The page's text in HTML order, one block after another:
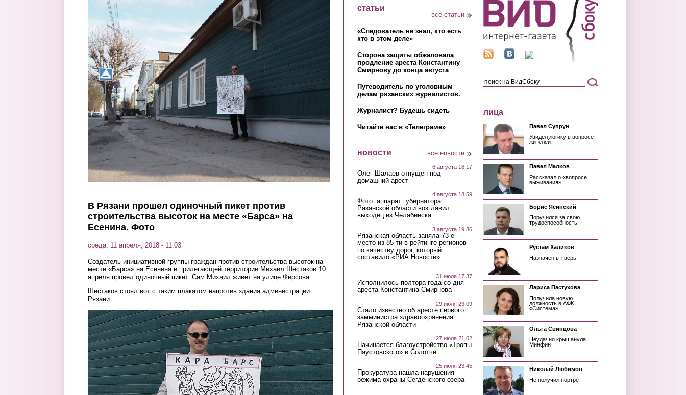
В Рязани прошел одиночный пикет против
строительства высоток на месте «Барса» на
Есенина. Фото
среда, 11 апреля, 2018 - 11:03
Создатель инициативной группы граждан против строительства высоток на
месте «Барса» на Есенина и прилегающей территории Михаил Шестаков 10
апреля провел одиночный пикет. Сам Михаил живет на улице Фирсова.
Шестаков стоял вот с таким плакатом напротив здания администрации
Рязани.
30530967_1819163604815951_677158841833488384_n.jpg
статьи
все статьи
«Следователь не знал, кто есть
кто в этом деле»
Сторона защиты обжаловала
продление ареста Константину
Смирнову до конца августа
Путеводитель по уголовным
делам рязанских журналистов.
Журналист? Будешь сидеть
Читайте нас в «Телеграме»
новости все новости
6 августа 18:17
Олег Шалаев отпущен под
домашний арест
4 августа 18:59
Фото: аппарат губернатора
Рязанской области возглавил
выходец из Челябинска
3 августа 19:36
Рязанская область заняла 73-е
место из 85-ти в рейтинге регионов
по качеству дорог, который
составило «РИА Новости»
31 июля 17:37
Исполнилось полтора года со дня
ареста Константина Смирнова
29 июля 23:09
Стало известно об аресте первого
замминистра здравоохранения
Рязанской области
27 июля 21:02
Начинается благоустройство «Тропы
Паустовского» в Солотче
25 июля 23:45
Прокуратура нашла нарушения
режима охраны Сегденского озера
лица
Павел Супрун
Увидел логику в вопросе
жителей
Павел Малков
Рассказал о «вопросе
выживания»
Борис Ясинский
Поручился за свою
трудоспособность
Рустам Халиков
Назначен в Тверь
Лариса Пастухова
Получила новую
должность в АФК
«Система»
Ольга Свинцова
Неудачно крышанула
Минфин
Николай Любимов
Не получил портрет